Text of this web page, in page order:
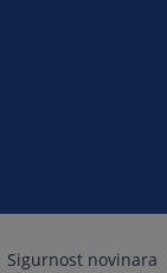
Sigurnost novinara